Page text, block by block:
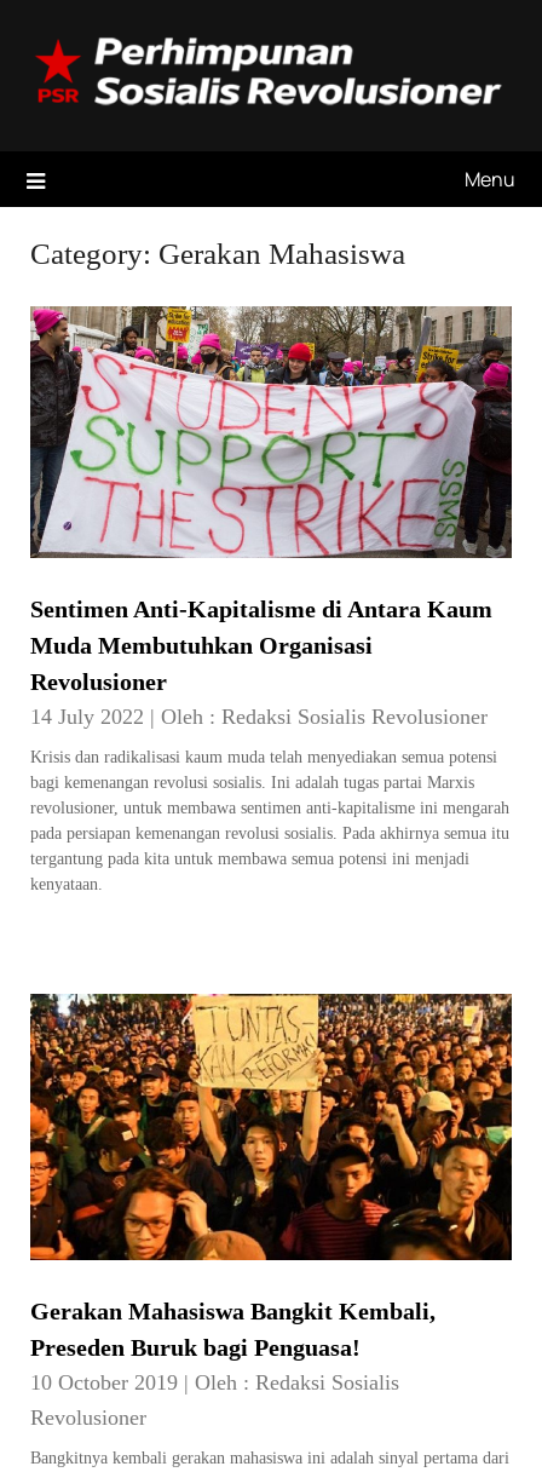
content
Menu
Category: Gerakan Mahasiswa
Sentimen Anti-Kapitalisme di Antara Kaum
Muda Membutuhkan Organisasi
Revolusioner
14 July 2022 | Oleh : Redaksi Sosialis Revolusioner
Krisis dan radikalisasi kaum muda telah menyediakan semua potensi
bagi kemenangan revolusi sosialis. Ini adalah tugas partai Marxis
revolusioner, untuk membawa sentimen anti-kapitalisme ini mengarah
pada persiapan kemenangan revolusi sosialis. Pada akhirnya semua itu
tergantung pada kita untuk membawa semua potensi ini menjadi
kenyataan.
Gerakan Mahasiswa Bangkit Kembali,
Preseden Buruk bagi Penguasa!
10 October 2019 | Oleh : Redaksi Sosialis
Revolusioner
Bangkitnya kembali gerakan mahasiswa ini adalah sinyal pertama dari